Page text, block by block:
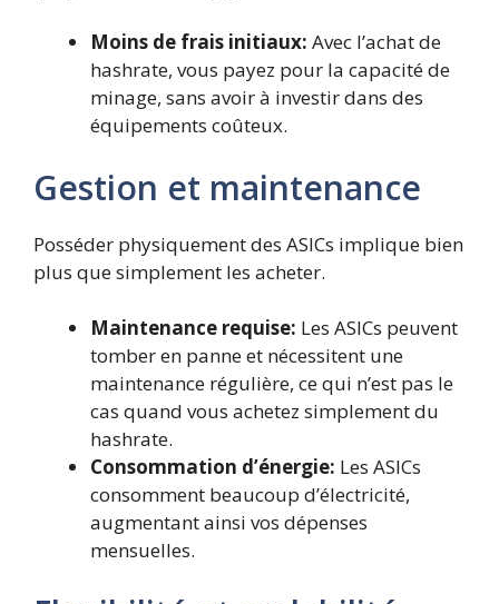
Moins de frais initiaux: Avec l’achat de
hashrate, vous payez pour la capacité de
minage, sans avoir à investir dans des
équipements coûteux.
Gestion et maintenance
Posséder physiquement des ASICs implique bien
plus que simplement les acheter.
Maintenance requise: Les ASICs peuvent
tomber en panne et nécessitent une
maintenance régulière, ce qui n’est pas le
cas quand vous achetez simplement du
hashrate.
Consommation d’énergie: Les ASICs
consomment beaucoup d’électricité,
augmentant ainsi vos dépenses
mensuelles.